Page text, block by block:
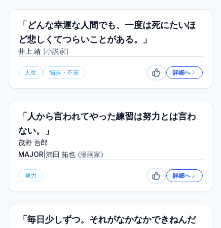
「どんな幸運な人間でも、一度は死にたいほ
ど悲しくてつらいことがある。」
井上 靖 (小説家)
人生 悩み・不安 いいね詳細へ
「人から言われてやった練習は努力とは言わ
ない。」
茂野 吾郎
MAJOR 満田 拓也 (漫画家)
努力 いいね詳細へ
「毎日少しずつ。それがなかなかできねんだ